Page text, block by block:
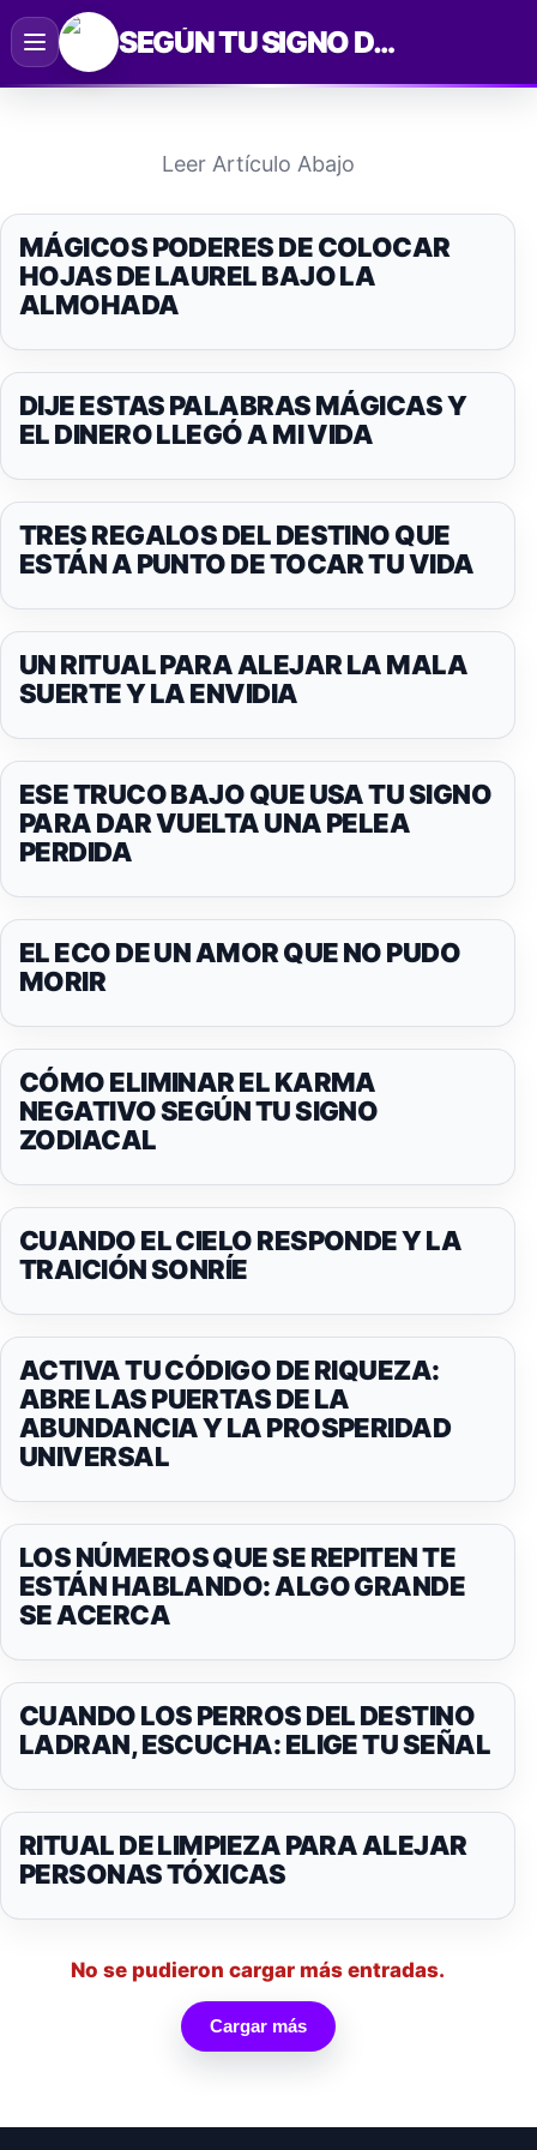
Saltar
al
contenido
SEGÚN TU SIGNO DEL ZODIACO
Leer Artículo Abajo
MÁGICOS PODERES DE COLOCAR
HOJAS DE LAUREL BAJO LA
ALMOHADA
DIJE ESTAS PALABRAS MÁGICAS Y
EL DINERO LLEGÓ A MI VIDA
TRES REGALOS DEL DESTINO QUE
ESTÁN A PUNTO DE TOCAR TU VIDA
UN RITUAL PARA ALEJAR LA MALA
SUERTE Y LA ENVIDIA
ESE TRUCO BAJO QUE USA TU SIGNO
PARA DAR VUELTA UNA PELEA
PERDIDA
EL ECO DE UN AMOR QUE NO PUDO
MORIR
CÓMO ELIMINAR EL KARMA
NEGATIVO SEGÚN TU SIGNO
ZODIACAL
CUANDO EL CIELO RESPONDE Y LA
TRAICIÓN SONRÍE
ACTIVA TU CÓDIGO DE RIQUEZA:
ABRE LAS PUERTAS DE LA
ABUNDANCIA Y LA PROSPERIDAD
UNIVERSAL
LOS NÚMEROS QUE SE REPITEN TE
ESTÁN HABLANDO: ALGO GRANDE
SE ACERCA
CUANDO LOS PERROS DEL DESTINO
LADRAN, ESCUCHA: ELIGE TU SEÑAL
RITUAL DE LIMPIEZA PARA ALEJAR
PERSONAS TÓXICAS
No se pudieron cargar más entradas.
Cargar más